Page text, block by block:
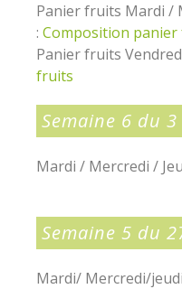
Panier fruits Mardi /
: Composition
Panier fruits
fruits
Semaine 6 du
Mardi / Mercredi /
Semaine 5 du
Mardi/ Mercredi/